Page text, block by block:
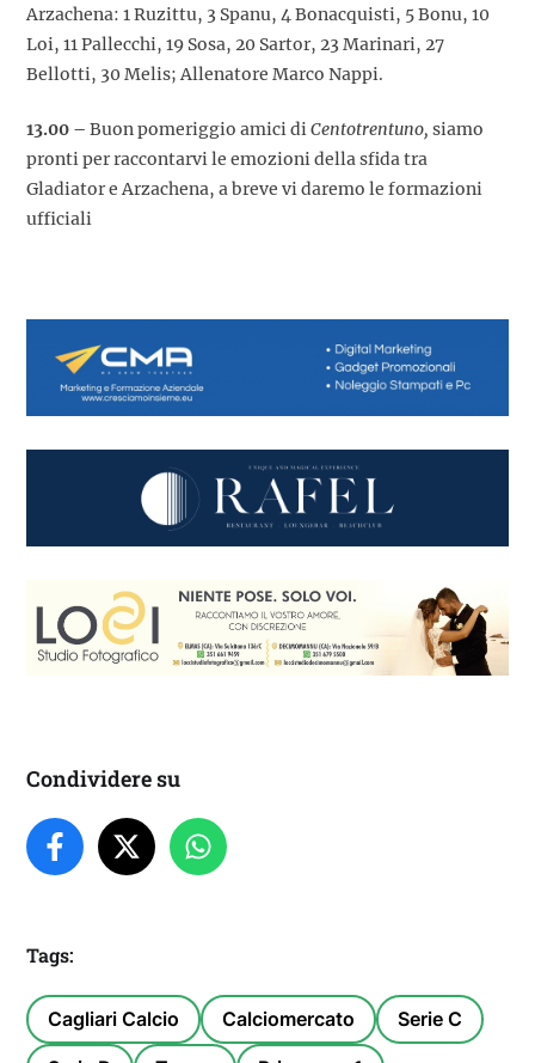
Arzachena: 1 Ruzittu, 3 Spanu, 4 Bonacquisti, 5 Bonu, 10
Loi, 11 Pallecchi, 19 Sosa, 20 Sartor, 23 Marinari, 27
Bellotti, 30 Melis; Allenatore Marco Nappi.
13.00 – Buon pomeriggio amici diCentotrentuno, siamo
pronti per raccontarvi le emozioni della sfida tra
Gladiator e Arzachena, a breve vi daremo le formazioni
ufficiali
Condividere su
Tags:
Cagliari Calcio Calciomercato Serie C